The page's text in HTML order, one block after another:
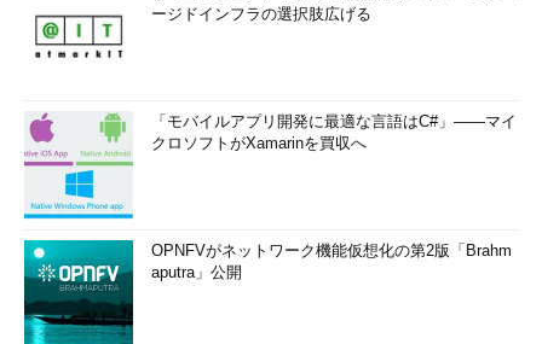
ージドインフラの選択肢広げる
「モバイルアプリ開発に最適な言語はC#」――マイ
クロソフトがXamarinを買収へ
OPNFVがネットワーク機能仮想化の第2版「Brahm
aputra」公開